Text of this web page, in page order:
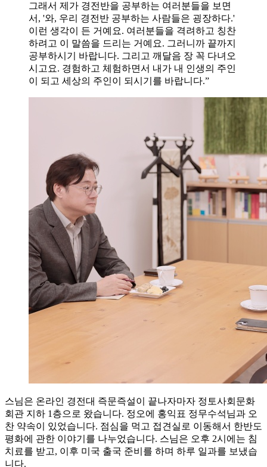
그래서 제가 경전반을 공부하는 여러분들을 보면
서, '와, 우리 경전반 공부하는 사람들은 굉장하다.'
이런 생각이 든 거예요. 여러분들을 격려하고 칭찬
하려고 이 말씀을 드리는 거예요. 그러니까 끝까지
공부하시기 바랍니다. 그리고 깨달음 장 꼭 다녀오
시고요. 경험하고 체험하면서 내가 내 인생의 주인
이 되고 세상의 주인이 되시기를 바랍니다.”
스님은 온라인 경전대 즉문즉설이 끝나자마자 정토사회문화
회관 지하 1층으로 왔습니다. 정오에 홍익표 정무수석님과 오
찬 약속이 있었습니다. 점심을 먹고 접견실로 이동해서 한반도
평화에 관한 이야기를 나누었습니다. 스님은 오후 2시에는 침
치료를 받고, 이후 미국 출국 준비를 하며 하루 일과를 보냈습
니다.